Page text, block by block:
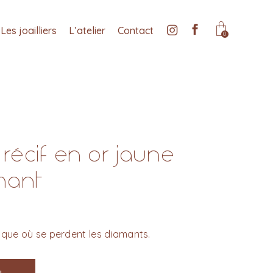
Les joailliers L’atelier Contact 0
en or jaune
où se perdent les diamants.